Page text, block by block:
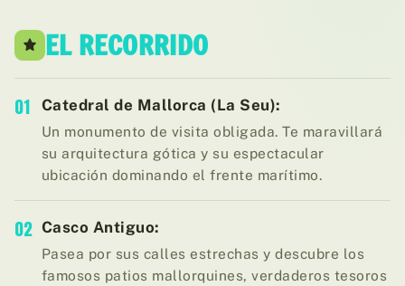
EL RECORRIDO
01 Catedral de Mallorca (La Seu):
Un monumento de visita obligada. Te maravillará
su arquitectura gótica y su espectacular
ubicación dominando el frente marítimo.
02 Casco Antiguo:
Pasea por sus calles estrechas y descubre los
famosos patios mallorquines, verdaderos tesoros